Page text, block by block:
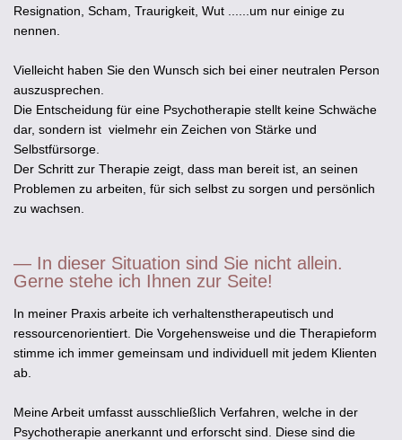
Resignation, Scham, Traurigkeit, Wut ......um nur einige zu
nennen.
Vielleicht haben Sie den Wunsch sich bei einer neutralen Person
auszusprechen.
Die Entscheidung für eine Psychotherapie stellt keine Schwäche
dar, sondern ist vielmehr ein Zeichen von Stärke und
Selbstfürsorge.
Der Schritt zur Therapie zeigt, dass man bereit ist, an seinen
Problemen zu arbeiten, für sich selbst zu sorgen und persönlich
zu wachsen.
— In dieser Situation sind Sie nicht allein.
Gerne stehe ich Ihnen zur Seite!
In meiner Praxis arbeite ich verhaltenstherapeutisch und
ressourcenorientiert. Die Vorgehensweise und die Therapieform
stimme ich immer gemeinsam und individuell mit jedem Klienten
ab.
Meine Arbeit umfasst ausschließlich Verfahren, welche in der
Psychotherapie anerkannt und erforscht sind. Diese sind die